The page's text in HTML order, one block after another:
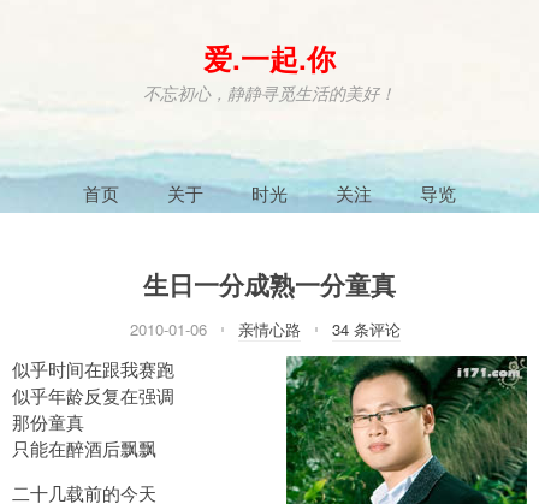
爱.一起.你
不忘初心，静静寻觅生活的美好！
首页 关于 时光 关注 导览
生日一分成熟一分童真
2010-01-06 亲情心路 34 条评论
似乎时间在跟我赛跑
似乎年龄反复在强调
那份童真
只能在醉酒后飘飘
二十几载前的今天